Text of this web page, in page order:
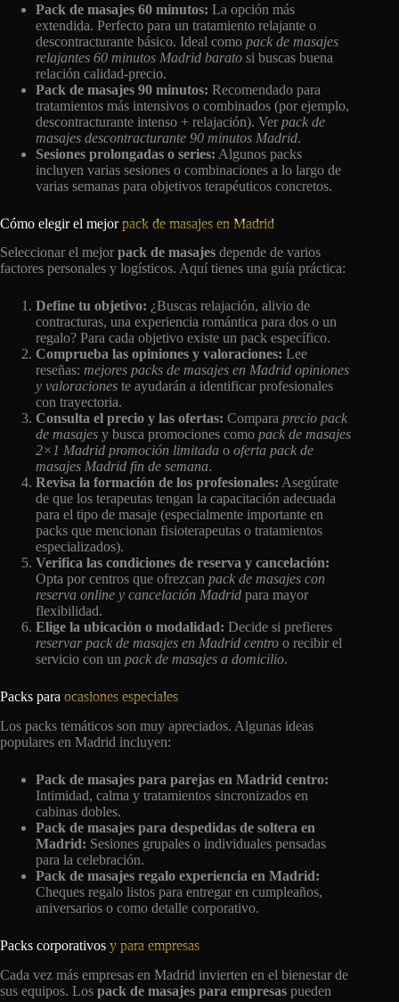
Pack de masajes 60 minutos: La opción más
extendida. Perfecto para un tratamiento relajante o
descontracturante básico. Ideal como pack de masajes
relajantes 60 minutos Madrid barato si buscas buena
relación calidad-precio.
Pack de masajes 90 minutos: Recomendado para
tratamientos más intensivos o combinados (por ejemplo,
descontracturante intenso + relajación). Ver pack de
masajes descontracturante 90 minutos Madrid.
Sesiones prolongadas o series: Algunos packs
incluyen varias sesiones o combinaciones a lo largo de
varias semanas para objetivos terapéuticos concretos.
Cómo elegir el mejorpack de masajes en Madrid
Seleccionar el mejor pack de masajes depende de varios
factores personales y logísticos. Aquí tienes una guía práctica:
Define tu objetivo: ¿Buscas relajación, alivio de
contracturas, una experiencia romántica para dos o un
regalo? Para cada objetivo existe un pack específico.
Comprueba las opiniones y valoraciones: Lee
reseñas: mejores packs de masajes en Madrid opiniones
y valoraciones te ayudarán a identificar profesionales
con trayectoria.
Consulta el precio y las ofertas: Compara precio pack
de masajes y busca promociones como pack de masajes
2×1 Madrid promoción limitada o oferta pack de
masajes Madrid fin de semana.
Revisa la formación de los profesionales: Asegúrate
de que los terapeutas tengan la capacitación adecuada
para el tipo de masaje (especialmente importante en
packs que mencionan fisioterapeutas o tratamientos
especializados).
Verifica las condiciones de reserva y cancelación:
Opta por centros que ofrezcan pack de masajes con
reserva online y cancelación Madrid para mayor
flexibilidad.
Elige la ubicación o modalidad: Decide si prefieres
reservar pack de masajes en Madrid centro o recibir el
servicio con un pack de masajes a domicilio.
Packs para ocasiones especiales
Los packs temáticos son muy apreciados. Algunas ideas
populares en Madrid incluyen:
Pack de masajes para parejas en Madrid centro:
Intimidad, calma y tratamientos sincronizados en
cabinas dobles.
Pack de masajes para despedidas de soltera en
Madrid: Sesiones grupales o individuales pensadas
para la celebración.
Pack de masajes regalo experiencia en Madrid:
Cheques regalo listos para entregar en cumpleaños,
aniversarios o como detalle corporativo.
Packs corporativos y para empresas
Cada vez más empresas en Madrid invierten en el bienestar de
sus equipos. Los pack de masajes para empresas pueden